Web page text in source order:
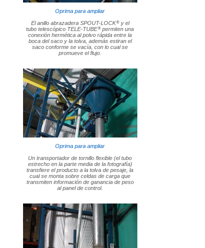
Oprima para ampliar
El anillo abrazadera SPOUT-LOCK®y el
tubo telescópico TELE-TUBE® permiten una
conexión hermética al polvo rápida entre la
boca del saco y la tolva, además estiran el
saco conforme se vacía, con lo cual se
promueve el flujo.
Oprima para ampliar
Un transportador de tornillo flexible (el tubo
estrecho en la parte media de la fotografía)
transfiere el producto a la tolva de pesaje, la
cual se monta sobre celdas de carga que
transmiten información de ganancia de peso
al panel de control.